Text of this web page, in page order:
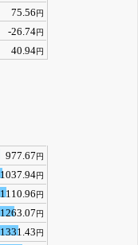
75.56円
-26.74円
40.94円
977.67円
1037.94円
1110.96円
1263.07円
1331.43円